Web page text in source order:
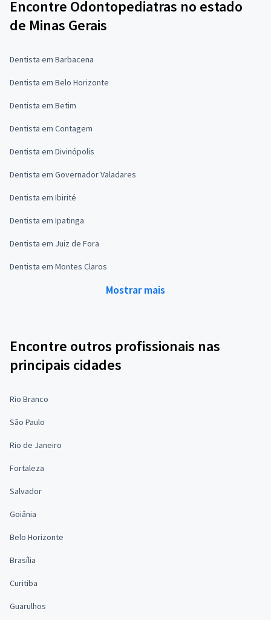
Encontre Odontopediatras no estado
de Minas Gerais
Dentista em Barbacena
Dentista em Belo Horizonte
Dentista em Betim
Dentista em Contagem
Dentista em Divinópolis
Dentista em Governador Valadares
Dentista em Ibirité
Dentista em Ipatinga
Dentista em Juiz de Fora
Dentista em Montes Claros
Mostrar mais
Encontre outros profissionais nas
principais cidades
Rio Branco
São Paulo
Rio de Janeiro
Fortaleza
Salvador
Goiânia
Belo Horizonte
Brasília
Curitiba
Guarulhos